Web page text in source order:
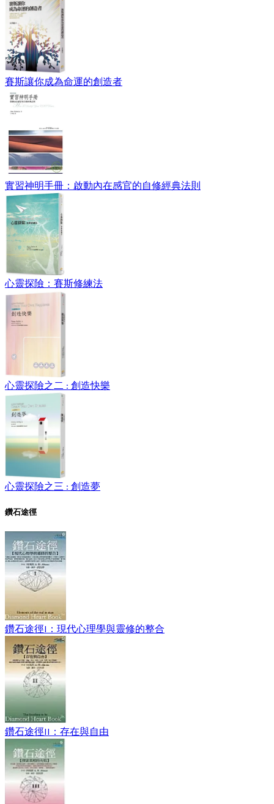
賽斯讓你成為命運的創造者
實習神明手冊：啟動內在感官的自修經典法則
心靈探險：賽斯修練法
心靈探險之二 : 創造快樂
心靈探險之三 : 創造夢
鑽石途徑
鑽石途徑I：現代心理學與靈修的整合
鑽石途徑II：存在與自由